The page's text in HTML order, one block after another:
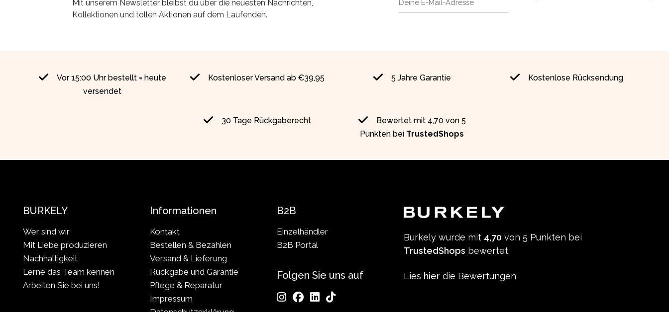
Mit unserem Newsletter bleibst du über die neuesten Nachrichten,
Kollektionen und tollen Aktionen auf dem Laufenden.
Vor 15:00 Uhr bestellt = heute
versendet
Kostenloser Versand ab €39,95 5 Jahre Garantie Kostenlose Rücksendung
30 Tage Rückgaberecht
Bewertet mit 4,70 von 5
Punkten bei TrustedShops
Burkely wurde mit 4,70 von 5 Punkten bei
TrustedShops bewertet.
Lies hier die Bewertungen
BURKELY
Wer sind wir
Mit Liebe produzieren
Nachhaltigkeit
Lerne das Team kennen
Arbeiten Sie bei uns!
Informationen
Kontakt
Bestellen & Bezahlen
Versand & Lieferung
Rückgabe und Garantie
Pflege & Reparatur
Impressum
B2B
Einzelhändler
B2B Portal
Folgen Sie uns auf